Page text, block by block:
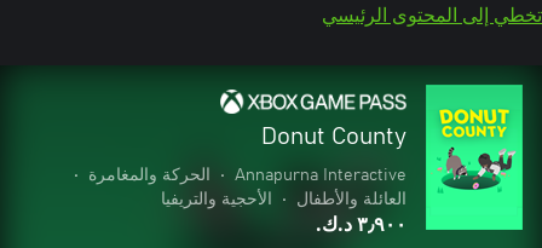
تخطي إلى المحتوى الرئيسي
Donut County
Annapurna Interactive
• الحركة والمغامرة
•
العائلة والأطفال
• الأحجية والتريفيا
٣٫٩٠٠ د.ك.‏